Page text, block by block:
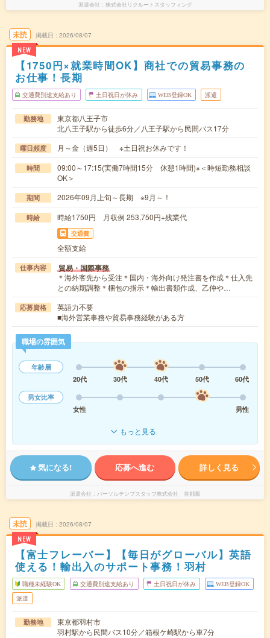
派遣会社 株式会社リクルートスタッフィング
未読
NEW
掲載日 2026/08/07
【1750円×就業時間OK】商社での貿易事務の
お仕事！長期
交通費別途支給あり 土日祝日が休み WEB登録OK 派遣
勤務地
東京都八王子市
北八王子駅から徒歩6分／八王子駅から民間バス17分
曜日頻度 月～金（週5日） ※土日祝お休みです！
時間
09:00～17:15(実働7時間15分 休憩1時間)※＜時短勤務相談
OK＞
期間 2026年09月上旬～長期 ※9月～！
時給 時給1750円 月収例 253,750円+残業代
交通費
全額支給
仕事内容 貿易・国際事務
＊海外客先から受注＊国内・海外向け発注書を作成＊仕入先
との納期調整＊梱包の指示＊輸出書類作成、乙仲や…
応募資格
英語力不要
■海外営業事務や貿易事務経験がある方
職場の雰囲気
年齢層
20代
30代 40代 50代
60代
男女比率
女性
男性
もっと見る
気になる! 応募へ進む 詳しく見る
派遣会社 パーソルテンプスタッフ株式会社 首都圏
未読
NEW
掲載日 2026/08/07
【富士フレーバー】【毎日がグローバル】英語
使える！輸出入のサポート事務！羽村
職種未経験OK 交通費別途支給あり 土日祝日が休み WEB登録OK
派遣
勤務地
東京都羽村市
羽村駅から民間バス10分／箱根ケ崎駅から車7分